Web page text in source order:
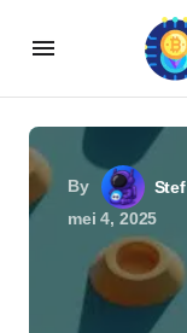
By
Stef
mei 4, 2025